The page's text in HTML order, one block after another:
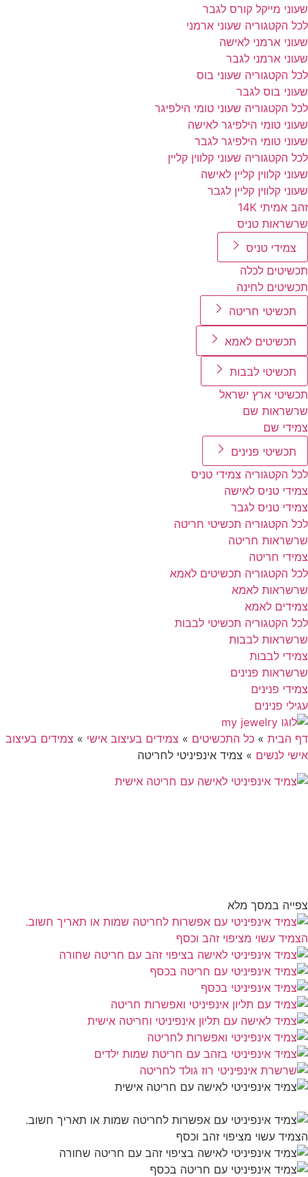
שעוני מייקל קורס לגבר
לכל הקטגוריה שעוני ארמני
שעוני ארמני לאישה
שעוני ארמני לגבר
לכל הקטגוריה שעוני בוס
שעוני בוס לגבר
לכל הקטגוריה שעוני טומי הילפיגר
שעוני טומי הילפיגר לאישה
שעוני טומי הילפיגר לגבר
לכל הקטגוריה שעוני קלווין קליין
שעוני קלווין קליין לאישה
שעוני קלווין קליין לגבר
זהב אמיתי 14K
שרשראות טניס
צמידי טניס
תכשיטים לכלה
תכשיטים לחינה
תכשיטי חריטה
תכשיטים לאמא
תכשיטי לבבות
תכשיטי ארץ ישראל
שרשראות שם
צמידי שם
תכשיטי פנינים
לכל הקטגוריה צמידי טניס
צמידי טניס לאישה
צמידי טניס לגבר
לכל הקטגוריה תכשיטי חריטה
שרשראות חריטה
צמידי חריטה
לכל הקטגוריה תכשיטים לאמא
שרשראות לאמא
צמידים לאמא
לכל הקטגוריה תכשיטי לבבות
שרשראות לבבות
צמידי לבבות
שרשראות פנינים
צמידי פנינים
עגילי פנינים
דף הבית » כל התכשיטים » צמידים בעיצוב אישי » צמידים בעיצוב
אישי לנשים » צמיד אינפיניטי לחריטה
Play
Video
צפייה במסך מלא